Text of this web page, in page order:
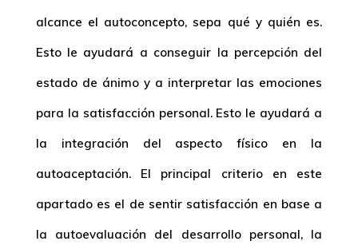
alcance el autoconcepto, sepa qué y quién es.
Esto le ayudará a conseguir la percepción del
estado de ánimo y a interpretar las emociones
para la satisfacción personal. Esto le ayudará a
la integración del aspecto físico en la
autoaceptación. El principal criterio en este
apartado es el de sentir satisfacción en base a
la autoevaluación del desarrollo personal, la